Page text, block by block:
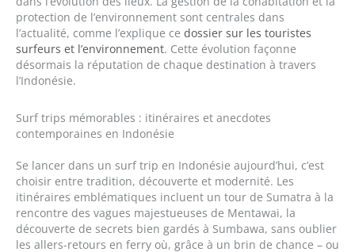
protection de l’environnement sont centrales dans
l’actualité, comme l’explique ce dossier sur les touristes
surfeurs et l’environnement. Cette évolution façonne
désormais la réputation de chaque destination à travers
l’Indonésie.
Surf trips mémorables : itinéraires et anecdotes
contemporaines en Indonésie
Se lancer dans un surf trip en Indonésie aujourd’hui, c’est
choisir entre tradition, découverte et modernité. Les
itinéraires emblématiques incluent un tour de Sumatra à la
rencontre des vagues majestueuses de Mentawai, la
découverte de secrets bien gardés à Sumbawa, sans oublier
les allers-retours en ferry où, grâce à un brin de chance – ou